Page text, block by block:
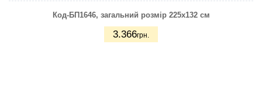
Код-БП1646, загальний розмір 225х132 см
3.366грн.